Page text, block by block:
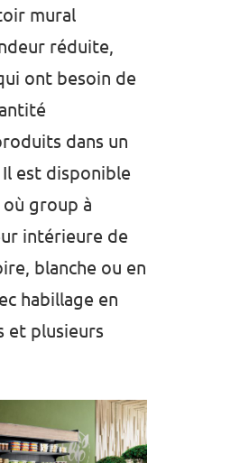
mural
réduite,
ont besoin de
dans un
est disponible
group à
intérieure de
blanche ou en
habillage en
et plusieurs